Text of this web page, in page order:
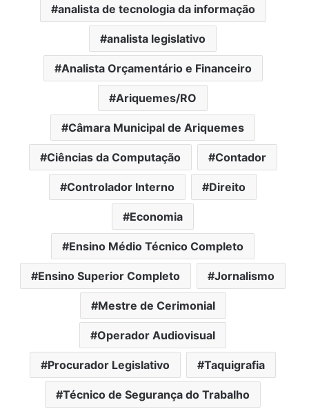
analista de tecnologia da informação
analista legislativo
Analista Orçamentário e Financeiro
Ariquemes/RO
Câmara Municipal de Ariquemes
Ciências da Computação Contador
Controlador Interno Direito
Economia
Ensino Médio Técnico Completo
Ensino Superior Completo Jornalismo
Mestre de Cerimonial
Operador Audiovisual
Procurador Legislativo Taquigrafia
Técnico de Segurança do Trabalho